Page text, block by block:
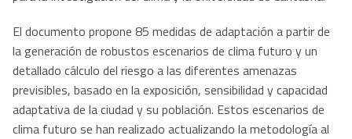
El documento propone 85 medidas de adaptación a partir de
la generación de robustos escenarios de clima futuro y un
detallado cálculo del riesgo a las diferentes amenazas
previsibles, basado en la exposición, sensibilidad y capacidad
adaptativa de la ciudad y su población. Estos escenarios de
clima futuro se han realizado actualizando la metodología al